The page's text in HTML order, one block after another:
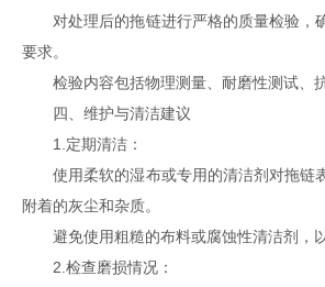
对处理后的拖链进行严格的质量检验，
要求。
检验内容包括物理测量、耐磨性测试、抗
四、维护与清洁建议
1.定期清洁：
使用柔软的湿布或专用的清洁剂对拖链
附着的灰尘和杂质。
避免使用粗糙的布料或腐蚀性清洁剂，以
2.检查磨损情况：